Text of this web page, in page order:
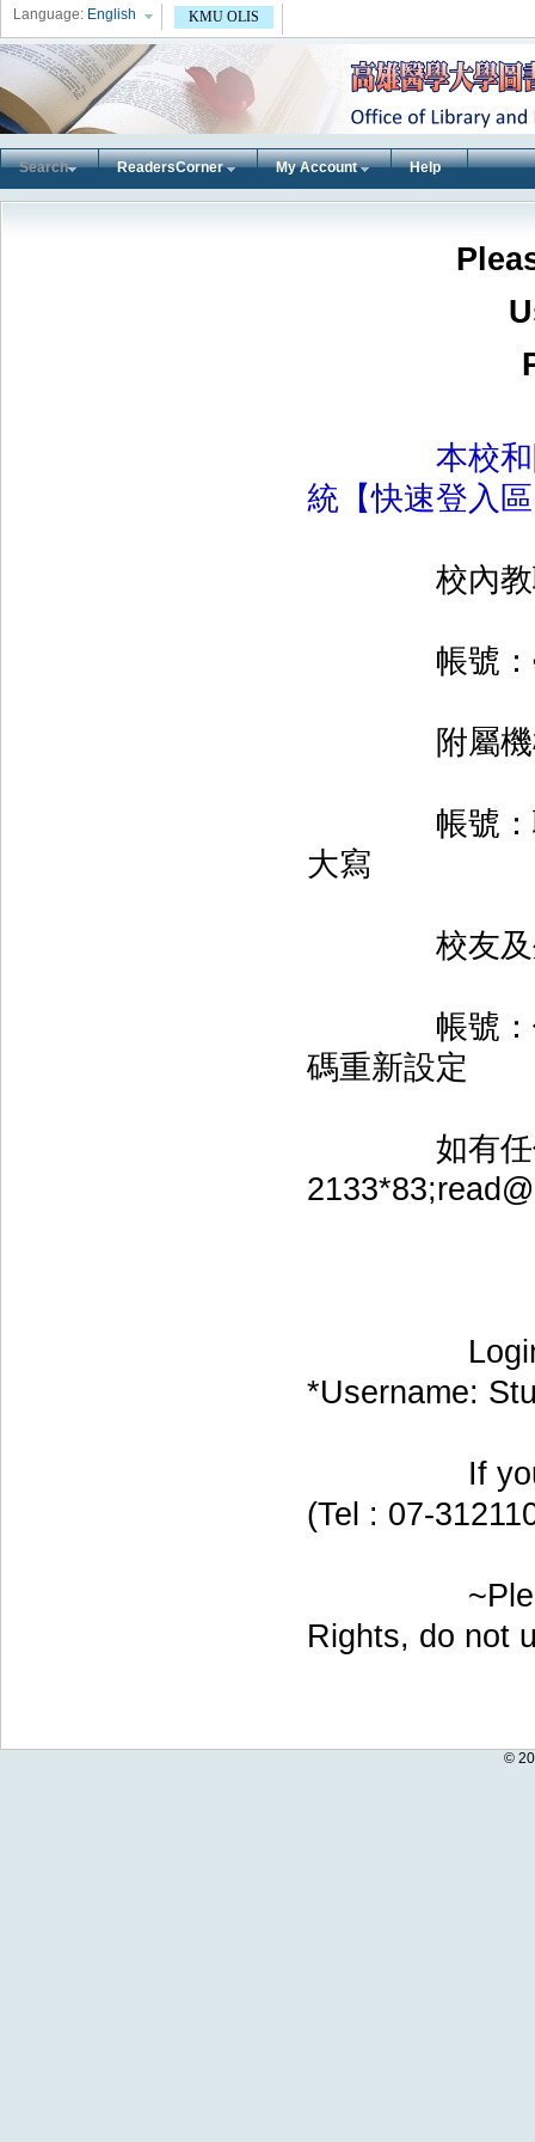
Language: English KMU OLIS
Search ReadersCorner My Account Help
本校和附屬
統【快速登入
校內教職
帳號：學號
附屬機構醫
帳號：職號
大寫
校友及外
帳號：借書
碼重新設定
如有任何問
Login
*Username:
If you have
(Tel : 07-
~Please
Rights, do not
©